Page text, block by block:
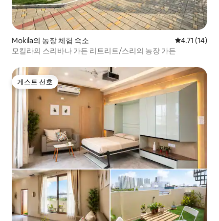
Mokila의 농장 체험 숙소 평점 4.71점
4.71 (14)
모킬라의 스리바나 가든 리트리트/스리의 농장 가든
게스트 선호
게스트 선호